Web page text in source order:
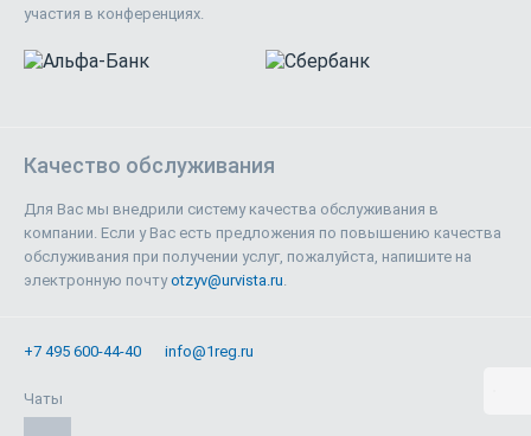
участия в конференциях.
Качество обслуживания
Для Вас мы внедрили систему качества обслуживания в
компании. Если у Вас есть предложения по повышению качества
обслуживания при получении услуг, пожалуйста, напишите на
электронную почтуotzyv@urvista.ru.
+7 495 600-44-40 info@1reg.ru
Чаты